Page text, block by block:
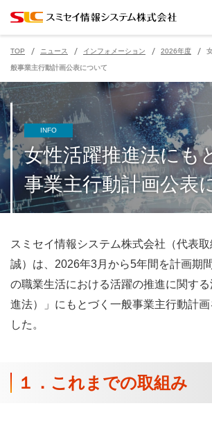
ページの現在位置
TOP ニュース インフォメーション 2026年度
般事業主行動計画公表について
女性活躍推進法にも
事業主行動計画公表
INFO
スミセイ情報システム株式会社（代表
誠）は、2026年3月から5年間を計画期
の職業生活における活躍の推進に関す
進法）」にもとづく一般事業主行動計画
した。
１．これまでの取組み